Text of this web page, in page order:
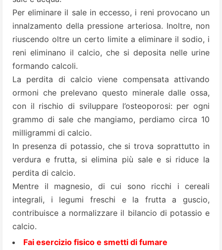
Per eliminare il sale in eccesso, i reni provocano un
innalzamento della pressione arteriosa. Inoltre, non
riuscendo oltre un certo limite a eliminare il sodio, i
reni eliminano il calcio, che si deposita nelle urine
formando calcoli.
La perdita di calcio viene compensata attivando
ormoni che prelevano questo minerale dalle ossa,
con il rischio di sviluppare l’osteoporosi: per ogni
grammo di sale che mangiamo, perdiamo circa 10
milligrammi di calcio.
In presenza di potassio, che si trova soprattutto in
verdura e frutta, si elimina più sale e si riduce la
perdita di calcio.
Mentre il magnesio, di cui sono ricchi i cereali
integrali, i legumi freschi e la frutta a guscio,
contribuisce a normalizzare il bilancio di potassio e
calcio.
Fai esercizio fisico e smetti di fumare